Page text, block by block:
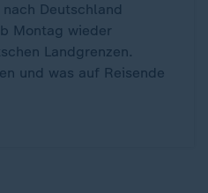
Deutschland
Montag wieder
Landgrenzen.
und was auf Reisende